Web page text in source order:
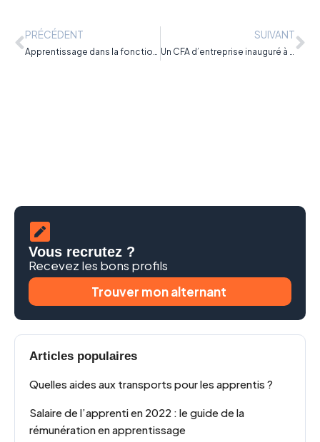
PRÉCÉDENT
Apprentissage dans la fonction publique – Tout savoir
SUIVANT
Un CFA d’entreprise inauguré à Montpellier
Vous recrutez ?
Recevez les bons profils
Trouver mon alternant
Articles populaires
Quelles aides aux transports pour les apprentis ?
Salaire de l’apprenti en 2022 : le guide de la
rémunération en apprentissage